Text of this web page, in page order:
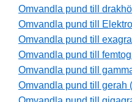
Omvandla pund till
Omvandla pund till
Omvandla pund till
Omvandla pund till
Omvandla pund till
Omvandla pund till gerah